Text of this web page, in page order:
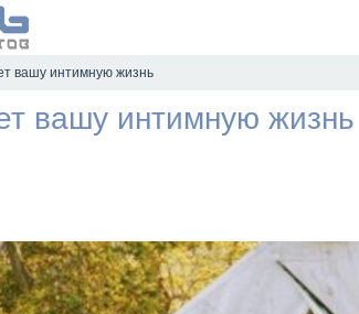
вашу интимную жизнь
вашу интимную жизнь